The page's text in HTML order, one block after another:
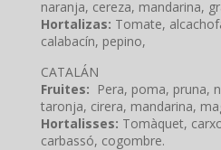
naranja, cereza, mandarina,
Hortalizas: Tomate,
calabacín, pepino,
CATALÁN
Fruites: Pera, poma, pruna,
taronja, cirera, mandarina,
Hortalisses: Tomàquet,
carbassó, cogombre.